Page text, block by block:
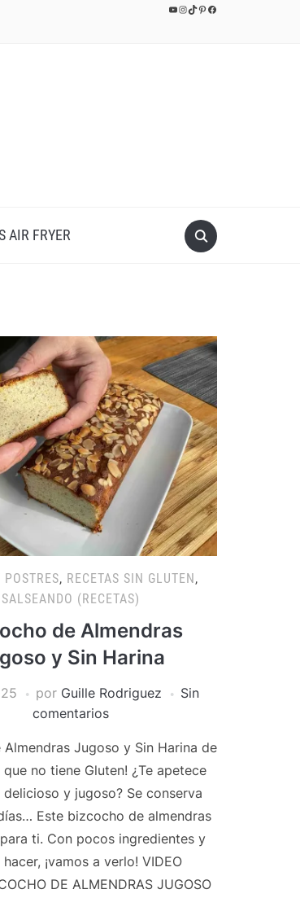
YouTube
Instagram
TikTok
Pinterest
Facebook
AIR FRYER
POSTRES, RECETAS SIN GLUTEN,
SALSEANDO (RECETAS)
de Almendras
y Sin Harina
por Guille Rodriguez
Sin
comentarios
Jugoso y Sin Harina de
no tiene Gluten! ¿Te apetece
y jugoso? Se conserva
Este bizcocho de almendras
ti. Con pocos ingredientes y
¡vamos a verlo! VIDEO
DE ALMENDRAS JUGOSO